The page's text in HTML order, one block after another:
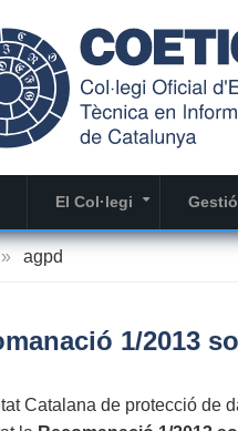
El Col·legi
» agpd
1/2013
Catalana de protecció de